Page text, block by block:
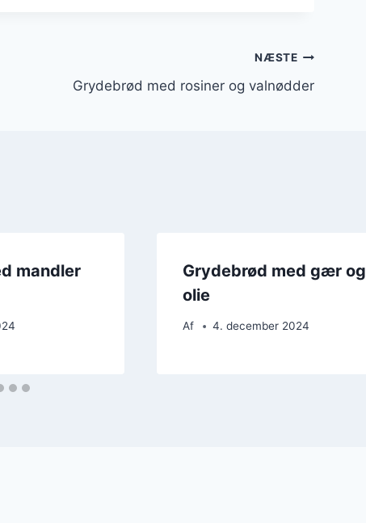
NÆSTE
Grydebrød med rosiner og valnødder
mandler
Grydebrød med gær og
olie
Af 4. december 2024